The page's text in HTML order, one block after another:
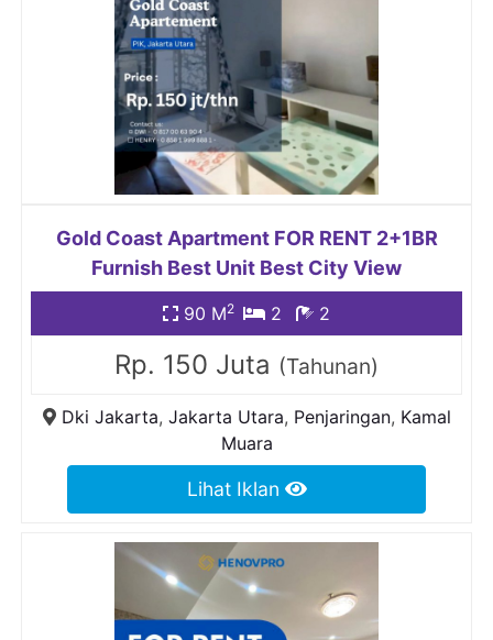
Gold Coast Apartment FOR RENT 2+1BR
Furnish Best Unit Best City View
90 M2 2 2
Rp. 150 Juta (Tahunan)
Dki Jakarta, Jakarta Utara, Penjaringan, Kamal
Muara
Lihat Iklan